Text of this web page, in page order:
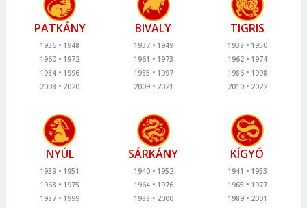
PATKÁNY
1936
1948
1960
1972
1984
1996
2008
2020
BIVALY
1937
1949
1961
1973
1985
1997
2009
2021
TIGRIS
1938
1950
1962
1974
1986
1998
2010
2022
NYÚL
1939
1951
1963
1975
1987
1999
SÁRKÁNY
1940
1952
1964
1976
1988
2000
KÍGYÓ
1941
1953
1965
1977
1989
2001